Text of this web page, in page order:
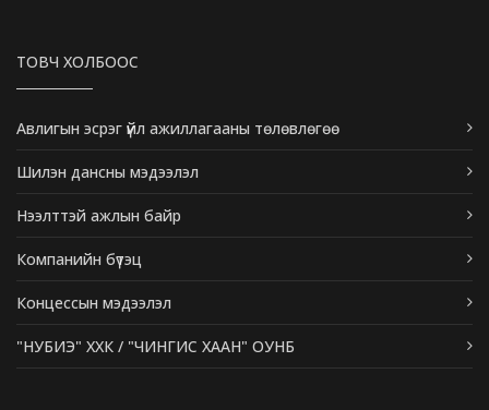
ТОВЧ ХОЛБООС
Авлигын эсрэг үйл ажиллагааны төлөвлөгөө
Шилэн дансны мэдээлэл
Нээлттэй ажлын байр
Компанийн бүтэц
Концессын мэдээлэл
"НУБИЭ" ХХК / "ЧИНГИС ХААН" ОУНБ